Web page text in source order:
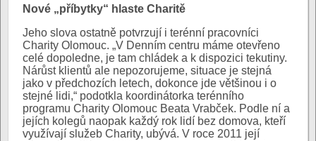
Nové „příbytky“ hlaste Charitě
Jeho slova ostatně potvrzují i terénní pracovníci
Charity Olomouc. „V Denním centru máme otevřeno
celé dopoledne, je tam chládek a k dispozici tekutiny.
Nárůst klientů ale nepozorujeme, situace je stejná
jako v předchozích letech, dokonce jde většinou i o
stejné lidi,“ podotkla koordinátorka terénního
programu Charity Olomouc Beata Vrabček. Podle ní a
jejích kolegů naopak každý rok lidí bez domova, kteří
využívají služeb Charity, ubývá. V roce 2011 její